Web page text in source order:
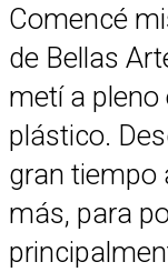
Comencé
de Bellas
metí a
plástico.
gran tiempo
más, para